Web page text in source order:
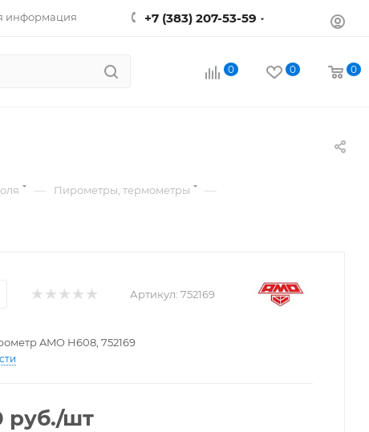
информация +7 (383) 207-53-59
0 0 0
— Пирометры, термометры —
Артикул: 752169
AMO H608, 752169
руб./шт